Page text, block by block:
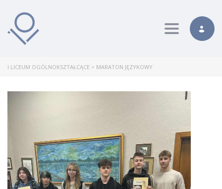
Toggle
I LICEUM OGÓLNOKSZTAŁCĄCE > MARATON JĘZYKOWY